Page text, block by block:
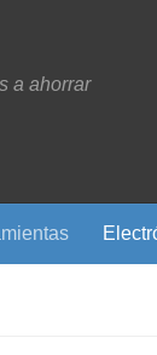
a ahorrar